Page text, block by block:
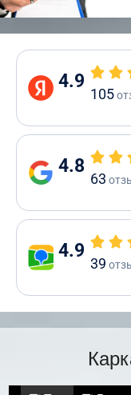
4.9
105
4.8
63
4.9
39